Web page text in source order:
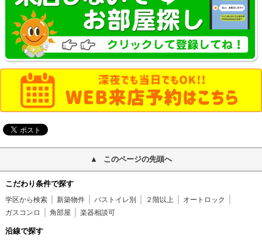
このページの先頭へ
こだわり条件で探す
学区から検索 新築物件 バストイレ別 ２階以上
オートロック
ガスコンロ
角部屋 楽器相談可
沿線で探す